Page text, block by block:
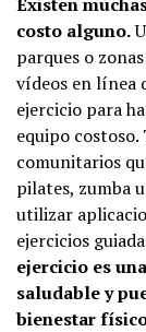
costo alguno.
parques o
vídeos en línea
ejercicio para
equipo
comunitarios
pilates, zumba
utilizar
ejercicios
ejercicio es
saludable y
bienestar